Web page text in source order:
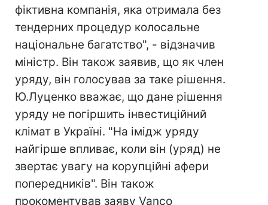
фіктивна компанія, яка отримала без
тендерних процедур колосальне
національне багатство", - відзначив
міністр. Він також заявив, що як член
уряду, він голосував за таке рішення.
Ю.Луценко вважає, що дане рішення
уряду не погіршить інвестиційний
клімат в Україні. "На імідж уряду
найгірше впливає, коли він (уряд) не
звертає увагу на корупційні афери
попередників". Він також
прокоментував заяву Vanco